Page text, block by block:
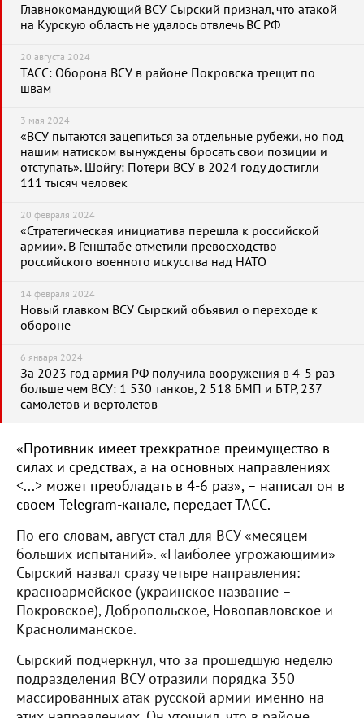
Главнокомандующий ВСУ Сырский признал, что атакой
на Курскую область не удалось отвлечь ВС РФ
20 августа 2024
ТАСС: Оборона ВСУ в районе Покровска трещит по
швам
3 мая 2024
«ВСУ пытаются зацепиться за отдельные рубежи, но под
нашим натиском вынуждены бросать свои позиции и
отступать». Шойгу: Потери ВСУ в 2024 году достигли
111 тысяч человек
20 февраля 2024
«Стратегическая инициатива перешла к российской
армии». В Генштабе отметили превосходство
российского военного искусства над НАТО
14 февраля 2024
Новый главком ВСУ Сырский объявил о переходе к
обороне
6 января 2024
За 2023 год армия РФ получила вооружения в 4-5 раз
больше чем ВСУ: 1 530 танков, 2 518 БМП и БТР, 237
самолетов и вертолетов
«Противник имеет трехкратное преимущество в
силах и средствах, а на основных направлениях
<...> может преобладать в 4-6 раз», – написал он в
своем Telegram-канале, передает ТАСС.
По его словам, август стал для ВСУ «месяцем
больших испытаний». «Наиболее угрожающими»
Сырский назвал сразу четыре направления:
красноармейское (украинское название –
Покровское), Добропольское, Новопавловское и
Краснолиманское.
Сырский подчеркнул, что за прошедшую неделю
подразделения ВСУ отразили порядка 350
массированных атак русской армии именно на